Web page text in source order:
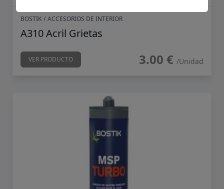
BOSTIK / ACCESORIOS DE INTERIOR
A310 Acril Grietas
VER PRODUCTO 3.00 € /Unidad
Adhesivo Bostik MSP Turbo 290 ml